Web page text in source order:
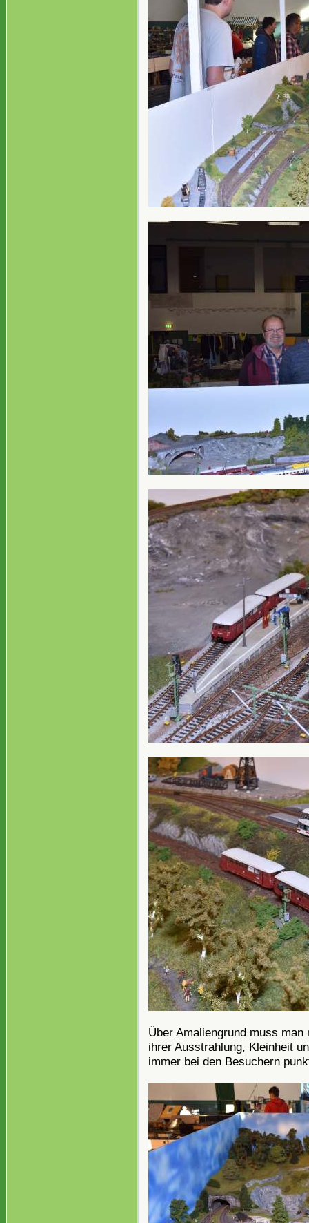
Über Amaliengrund muss
ihrer Ausstrahlung, Kleinheit
immer bei den Besuchern